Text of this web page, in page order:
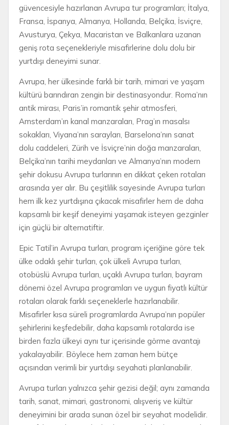
güvencesiyle hazırlanan Avrupa tur programları; İtalya,
Fransa, İspanya, Almanya, Hollanda, Belçika, İsviçre,
Avusturya, Çekya, Macaristan ve Balkanlara uzanan
geniş rota seçenekleriyle misafirlerine dolu dolu bir
yurtdışı deneyimi sunar.
Avrupa, her ülkesinde farklı bir tarih, mimari ve yaşam
kültürü barındıran zengin bir destinasyondur. Roma’nın
antik mirası, Paris’in romantik şehir atmosferi,
Amsterdam’ın kanal manzaraları, Prag’ın masalsı
sokakları, Viyana’nın sarayları, Barselona’nın sanat
dolu caddeleri, Zürih ve İsviçre’nin doğa manzaraları,
Belçika’nın tarihi meydanları ve Almanya’nın modern
şehir dokusu Avrupa turlarının en dikkat çeken rotaları
arasında yer alır. Bu çeşitlilik sayesinde Avrupa turları
hem ilk kez yurtdışına çıkacak misafirler hem de daha
kapsamlı bir keşif deneyimi yaşamak isteyen gezginler
için güçlü bir alternatiftir.
Epic Tatil’in Avrupa turları, program içeriğine göre tek
ülke odaklı şehir turları, çok ülkeli Avrupa turları,
otobüslü Avrupa turları, uçaklı Avrupa turları, bayram
dönemi özel Avrupa programları ve uygun fiyatlı kültür
rotaları olarak farklı seçeneklerle hazırlanabilir.
Misafirler kısa süreli programlarda Avrupa’nın popüler
şehirlerini keşfedebilir, daha kapsamlı rotalarda ise
birden fazla ülkeyi aynı tur içerisinde görme avantajı
yakalayabilir. Böylece hem zaman hem bütçe
açısından verimli bir yurtdışı seyahati planlanabilir.
Avrupa turları yalnızca şehir gezisi değil; aynı zamanda
tarih, sanat, mimari, gastronomi, alışveriş ve kültür
deneyimini bir arada sunan özel bir seyahat modelidir.